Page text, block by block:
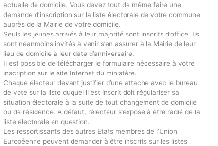
actuelle de domicile. Vous devez tout de même faire une
demande d’inscription sur la liste électorale de votre commune
auprès de la Mairie de votre domicile.
Seuls les jeunes arrivés à leur majorité sont inscrits d’office. Ils
sont néanmoins invités à venir s’en assurer à la Mairie de leur
lieu de domicile à leur date d’anniversaire.
Il est possible de télécharger le formulaire nécessaire à votre
inscription sur le site Internet du ministère.
Chaque électeur devant justifier d’une attache avec le bureau
de vote sur la liste duquel il est inscrit doit régulariser sa
situation électorale à la suite de tout changement de domicile
ou de résidence. A défaut, l’électeur s’expose à être radié de la
liste électorale en question.
Les ressortissants des autres Etats membres de l’Union
Européenne peuvent demander à être inscrits sur les listes